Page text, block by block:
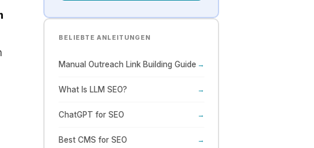
BELIEBTE ANLEITUNGEN
Manual Outreach Link Building Guide →
What Is LLM SEO? →
ChatGPT for SEO →
Best CMS for SEO →